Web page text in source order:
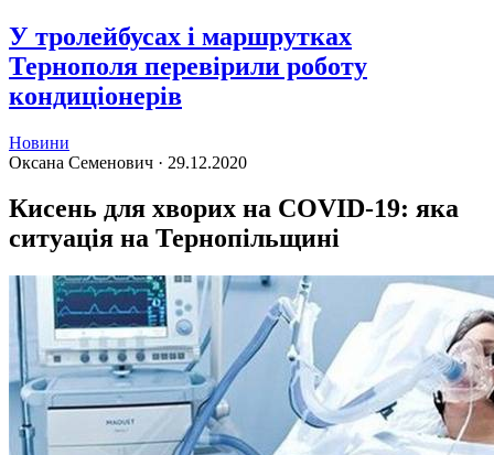
У тролейбусах і маршрутках
Тернополя перевірили роботу
кондиціонерів
Новини
Оксана Семенович · 29.12.2020
Кисень для хворих на COVID-19: яка
ситуація на Тернопільщині